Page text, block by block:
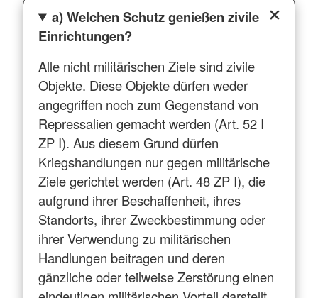
a) Welchen Schutz genießen zivile
Einrichtungen?
Alle nicht militärischen Ziele sind zivile
Objekte. Diese Objekte dürfen weder
angegriffen noch zum Gegenstand von
Repressalien gemacht werden (Art. 52 I
ZP I). Aus diesem Grund dürfen
Kriegshandlungen nur gegen militärische
Ziele gerichtet werden (Art. 48 ZP I), die
aufgrund ihrer Beschaffenheit, ihres
Standorts, ihrer Zweckbestimmung oder
ihrer Verwendung zu militärischen
Handlungen beitragen und deren
gänzliche oder teilweise Zerstörung einen